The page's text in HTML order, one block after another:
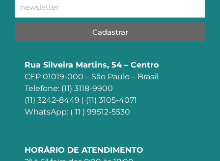
Cadastrar
Rua Silveira Martins, 54 – Centro
CEP 01019-000 – São Paulo – Brasil
Telefone: (11) 3118-9900
(11) 3242-8449 | (11) 3105-4071
WhatsApp: ( 11 ) 99512-5530
HORÁRIO DE ATENDIMENTO